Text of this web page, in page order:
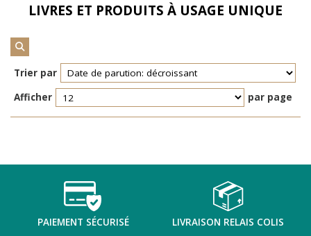
Réinitialiser les filtres
TENTER L'ART POUR SOIGNER
LIVRES ET PRODUITS À USAGE UNIQUE
Trier par
Afficher
par page
PAIEMENT SÉCURISÉ LIVRAISON RELAIS COLIS